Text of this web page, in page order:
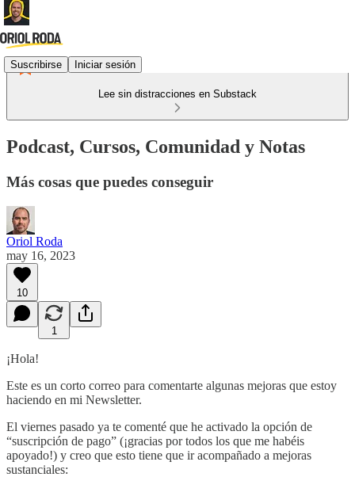
Suscribirse Iniciar sesión
Lee sin distracciones en Substack
Podcast, Cursos, Comunidad y Notas
Más cosas que puedes conseguir
Oriol Roda
may 16, 2023
10
1
¡Hola!
Este es un corto correo para comentarte algunas mejoras que estoy
haciendo en mi Newsletter.
El viernes pasado ya te comenté que he activado la opción de
“suscripción de pago” (¡gracias por todos los que me habéis
apoyado!) y creo que esto tiene que ir acompañado a mejoras
sustanciales: